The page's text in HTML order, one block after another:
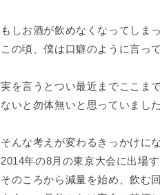
もしお酒が飲めなくなってしま
この頃、僕は口癖のように言っ
実を言うとつい最近までここま
ないと勿体無いと思っていました
そんな考えが変わるきっかけに
2014年の8月の東京大会に出場
そのころから減量を始め、飲む